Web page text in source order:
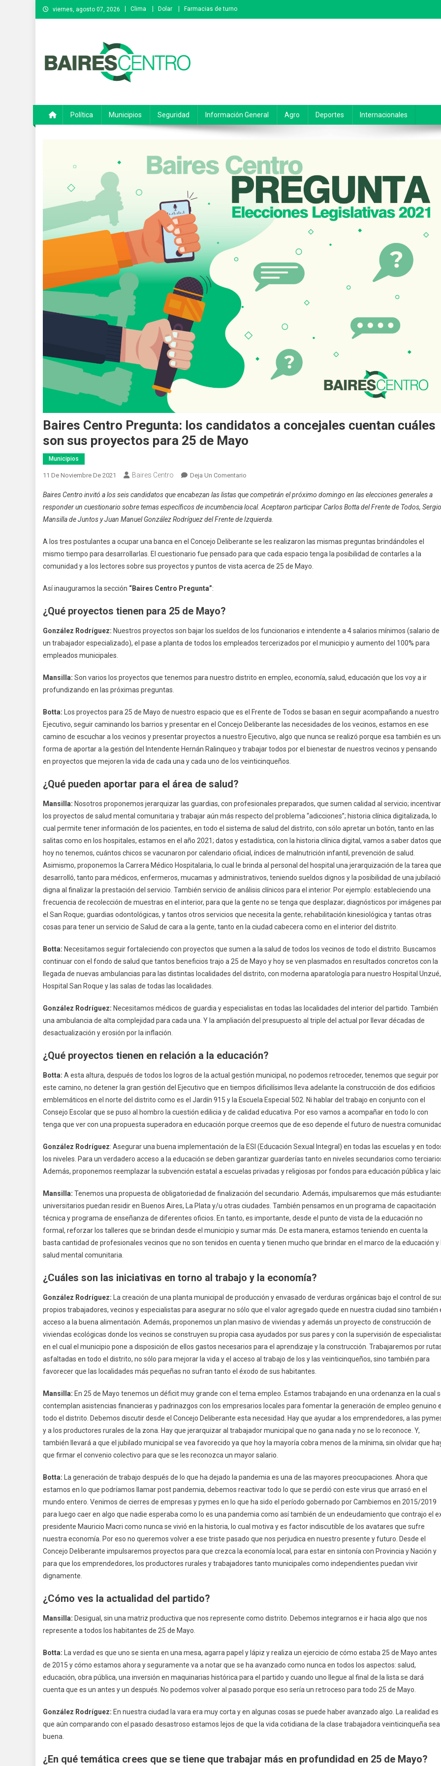
Saltar
al
viernes, agosto 07, 2026 Clima Dolar Farmacias de turno
Política Municipios Seguridad Información General Agro Deportes Internacionales
Baires Centro Pregunta: los candidatos a concejales cuentan cuáles
son sus proyectos para 25 de Mayo
Municipios
11 De Noviembre De 2021 Baires Centro Deja Un Comentario
Centro
Pregunta:
Los
A
Concejales
Cuentan
25
De
Baires Centro invitó a los seis candidatos que encabezan las listas que competirán el próximo domingo en las elecciones generales a
responder un cuestionario sobre temas específicos de incumbencia local. Aceptaron participar Carlos Botta del Frente de Todos, Sergio
Mansilla de Juntos y Juan Manuel González Rodríguez del Frente de Izquierda.
A los tres postulantes a ocupar una banca en el Concejo Deliberante se les realizaron las mismas preguntas brindándoles el
mismo tiempo para desarrollarlas. El cuestionario fue pensado para que cada espacio tenga la posibilidad de contarles a la
comunidad y a los lectores sobre sus proyectos y puntos de vista acerca de 25 de Mayo.
Así inauguramos la sección “Baires Centro Pregunta”:
¿Qué proyectos tienen para 25 de Mayo?
González Rodríguez: Nuestros proyectos son bajar los sueldos de los funcionarios e intendente a 4 salarios mínimos (salario de
un trabajador especializado), el pase a planta de todos los empleados tercerizados por el municipio y aumento del 100% para
empleados municipales.
Mansilla: Son varios los proyectos que tenemos para nuestro distrito en empleo, economía, salud, educación que los voy a ir
profundizando en las próximas preguntas.
Botta: Los proyectos para 25 de Mayo de nuestro espacio que es el Frente de Todos se basan en seguir acompañando a nuestro
Ejecutivo, seguir caminando los barrios y presentar en el Concejo Deliberante las necesidades de los vecinos, estamos en ese
camino de escuchar a los vecinos y presentar proyectos a nuestro Ejecutivo, algo que nunca se realizó porque esa también es
forma de aportar a la gestión del Intendente Hernán Ralinqueo y trabajar todos por el bienestar de nuestros vecinos y pensando
en proyectos que mejoren la vida de cada una y cada uno de los veinticinqueños.
¿Qué pueden aportar para el área de salud?
Mansilla: Nosotros proponemos jerarquizar las guardias, con profesionales preparados, que sumen calidad al servicio; incentivar
los proyectos de salud mental comunitaria y trabajar aún más respecto del problema “adicciones”; historia clínica digitalizada, lo
cual permite tener información de los pacientes, en todo el sistema de salud del distrito, con sólo apretar un botón, tanto en las
salitas como en los hospitales, estamos en el año 2021; datos y estadística, con la historia clínica digital, vamos a saber datos que
hoy no tenemos, cuántos chicos se vacunaron por calendario oficial, índices de malnutrición infantil, prevención de salud.
Asimismo, proponemos la Carrera Médico Hospitalaria, lo cual le brinda al personal del hospital una jerarquización de la tarea que
desarrolló, tanto para médicos, enfermeros, mucamas y administrativos, teniendo sueldos dignos y la posibilidad de una
digna al finalizar la prestación del servicio. También servicio de análisis clínicos para el interior. Por ejemplo: estableciendo una
frecuencia de recolección de muestras en el interior, para que la gente no se tenga que desplazar; diagnósticos por imágenes
el San Roque; guardias odontológicas, y tantos otros servicios que necesita la gente; rehabilitación kinesiológica y tantas otras
cosas para tener un servicio de Salud de cara a la gente, tanto en la ciudad cabecera como en el interior del distrito.
Botta: Necesitamos seguir fortaleciendo con proyectos que sumen a la salud de todos los vecinos de todo el distrito. Buscamos
continuar con el fondo de salud que tantos beneficios trajo a 25 de Mayo y hoy se ven plasmados en resultados concretos con la
llegada de nuevas ambulancias para las distintas localidades del distrito, con moderna aparatología para nuestro Hospital Unzué,
Hospital San Roque y las salas de todas las localidades.
González Rodríguez: Necesitamos médicos de guardia y especialistas en todas las localidades del interior del partido. También
una ambulancia de alta complejidad para cada una. Y la ampliación del presupuesto al triple del actual por llevar décadas de
desactualización y erosión por la inflación.
¿Qué proyectos tienen en relación a la educación?
Botta: A esta altura, después de todos los logros de la actual gestión municipal, no podemos retroceder, tenemos que seguir por
este camino, no detener la gran gestión del Ejecutivo que en tiempos dificilísimos lleva adelante la construcción de dos edificios
emblemáticos en el norte del distrito como es el Jardín 915 y la Escuela Especial 502. Ni hablar del trabajo en conjunto con el
Consejo Escolar que se puso al hombro la cuestión edilicia y de calidad educativa. Por eso vamos a acompañar en todo lo con
tenga que ver con una propuesta superadora en educación porque creemos que de eso depende el futuro de nuestra
González Rodríguez: Asegurar una buena implementación de la ESI (Educación Sexual Integral) en todas las escuelas y en
los niveles. Para un verdadero acceso a la educación se deben garantizar guarderías tanto en niveles secundarios como
Además, proponemos reemplazar la subvención estatal a escuelas privadas y religiosas por fondos para educación pública y
Mansilla: Tenemos una propuesta de obligatoriedad de finalización del secundario. Además, impulsaremos que más
universitarios puedan residir en Buenos Aires, La Plata y/u otras ciudades. También pensamos en un programa de capacitación
técnica y programa de enseñanza de diferentes oficios. En tanto, es importante, desde el punto de vista de la educación no
formal, reforzar los talleres que se brindan desde el municipio y sumar más. De esta manera, estamos teniendo en cuenta la
basta cantidad de profesionales vecinos que no son tenidos en cuenta y tienen mucho que brindar en el marco de la educación y
salud mental comunitaria.
¿Cuáles son las iniciativas en torno al trabajo y la economía?
González Rodríguez: La creación de una planta municipal de producción y envasado de verduras orgánicas bajo el control de
propios trabajadores, vecinos y especialistas para asegurar no sólo que el valor agregado quede en nuestra ciudad sino también
acceso a la buena alimentación. Además, proponemos un plan masivo de viviendas y además un proyecto de construcción de
viviendas ecológicas donde los vecinos se construyen su propia casa ayudados por sus pares y con la supervisión de
en el cual el municipio pone a disposición de ellos gastos necesarios para el aprendizaje y la construcción. Trabajaremos por
asfaltadas en todo el distrito, no sólo para mejorar la vida y el acceso al trabajo de los y las veinticinqueños, sino también para
favorecer que las localidades más pequeñas no sufran tanto el éxodo de sus habitantes.
Mansilla: En 25 de Mayo tenemos un déficit muy grande con el tema empleo. Estamos trabajando en una ordenanza en la cual
contemplan asistencias financieras y padrinazgos con los empresarios locales para fomentar la generación de empleo genuino
todo el distrito. Debemos discutir desde el Concejo Deliberante esta necesidad. Hay que ayudar a los emprendedores, a las
y a los productores rurales de la zona. Hay que jerarquizar al trabajador municipal que no gana nada y no se lo reconoce. Y,
también llevará a que el jubilado municipal se vea favorecido ya que hoy la mayoría cobra menos de la mínima, sin olvidar que
que firmar el convenio colectivo para que se les reconozca un mayor salario.
Botta: La generación de trabajo después de lo que ha dejado la pandemia es una de las mayores preocupaciones. Ahora que
estamos en lo que podríamos llamar post pandemia, debemos reactivar todo lo que se perdió con este virus que arrasó en el
mundo entero. Venimos de cierres de empresas y pymes en lo que ha sido el período gobernado por Cambiemos en 2015/2019
para luego caer en algo que nadie esperaba como lo es una pandemia como así también de un endeudamiento que contrajo el
presidente Mauricio Macri como nunca se vivió en la historia, lo cual motiva y es factor indiscutible de los avatares que sufre
nuestra economía. Por eso no queremos volver a ese triste pasado que nos perjudica en nuestro presente y futuro. Desde el
Concejo Deliberante impulsaremos proyectos para que crezca la economía local, para estar en sintonía con Provincia y Nación y
para que los emprendedores, los productores rurales y trabajadores tanto municipales como independientes puedan vivir
dignamente.
¿Cómo ves la actualidad del partido?
Mansilla: Desigual, sin una matriz productiva que nos represente como distrito. Debemos integrarnos e ir hacia algo que nos
represente a todos los habitantes de 25 de Mayo.
Botta: La verdad es que uno se sienta en una mesa, agarra papel y lápiz y realiza un ejercicio de cómo estaba 25 de Mayo antes
de 2015 y cómo estamos ahora y seguramente va a notar que se ha avanzado como nunca en todos los aspectos: salud,
educación, obra pública, una inversión en maquinarias histórica para el partido y cuando uno llegue al final de la lista se dará
cuenta que es un antes y un después. No podemos volver al pasado porque eso sería un retroceso para todo 25 de Mayo.
González Rodríguez: En nuestra ciudad la vara era muy corta y en algunas cosas se puede haber avanzado algo. La realidad es
que aún comparando con el pasado desastroso estamos lejos de que la vida cotidiana de la clase trabajadora veinticinqueña sea
buena.
¿En qué temática crees que se tiene que trabajar más en profundidad en 25 de Mayo?